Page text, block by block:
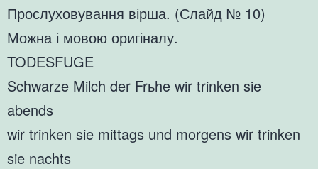
Прослуховування вірша. (Слайд № 10)
Можна і мовою оригіналу.
TODESFUGE
Schwarze Milch der Frьhe wir trinken sie
abends
wir trinken sie mittags und morgens wir trinken
sie nachts